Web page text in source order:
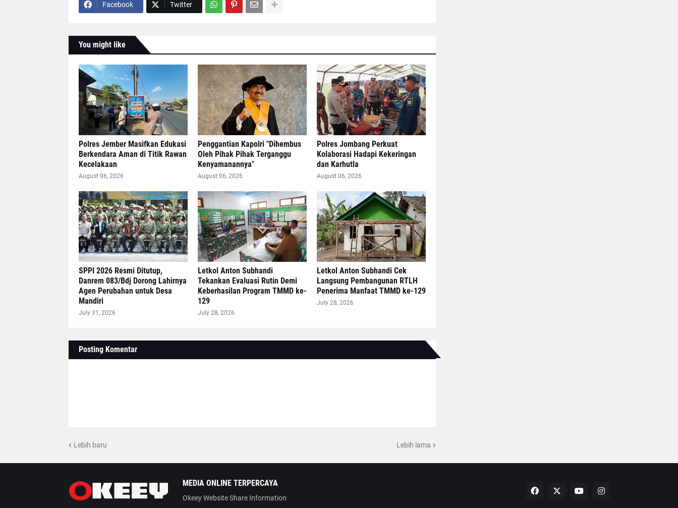
Facebook Twitter
You might like
Polres Jember Masifkan Edukasi
Berkendara Aman di Titik Rawan
Kecelakaan
August 06, 2026
Penggantian Kapolri "Dihembus
Oleh Pihak Pihak Terganggu
Kenyamanannya"
August 06, 2026
Polres Jombang Perkuat
Kolaborasi Hadapi Kekeringan
dan Karhutla
August 06, 2026
SPPI 2026 Resmi Ditutup,
Danrem 083/Bdj Dorong Lahirnya
Agen Perubahan untuk Desa
Mandiri
July 31, 2026
Letkol Anton Subhandi
Tekankan Evaluasi Rutin Demi
Keberhasilan Program TMMD ke-
129
July 28, 2026
Letkol Anton Subhandi Cek
Langsung Pembangunan RTLH
Penerima Manfaat TMMD ke-129
July 28, 2026
Posting Komentar
Lebih baru Lebih lama
MEDIA ONLINE TERPERCAYA
Okeey Website Share Information